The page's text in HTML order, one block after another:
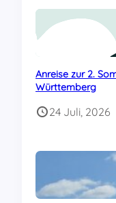
Anreise zur 2.
Württemberg
24 Juli, 2026